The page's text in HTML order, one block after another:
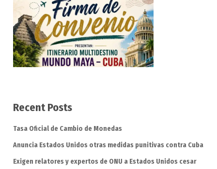
Recent Posts
Tasa Oficial de Cambio de Monedas
Anuncia Estados Unidos otras medidas punitivas contra Cuba
Exigen relatores y expertos de ONU a Estados Unidos cesar